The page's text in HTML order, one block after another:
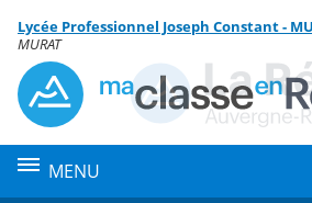
Menu de la rubrique
Contenu
Lycée Professionnel Joseph Constant -
MURAT
MENU